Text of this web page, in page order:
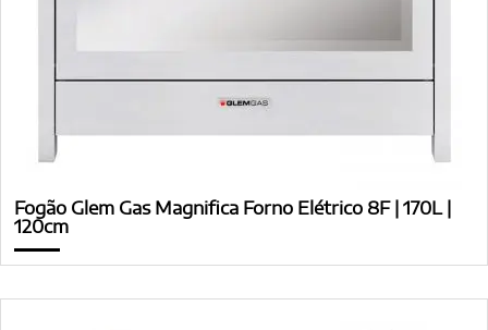
Fogão Glem Gas Magnifica Forno Elétrico 8F | 170L |
120cm